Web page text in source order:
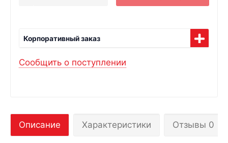
Корпоративный заказ
Сообщить о поступлении
Описание Характеристики Отзывы 0